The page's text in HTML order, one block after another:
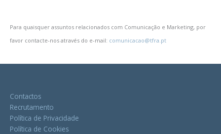
Para quaisquer assuntos relacionados com Comunicação e Marketing, por
favor contacte-nos através do e-mail: comunicacao@tfra.pt
Contactos
Recrutamento
Política de Privacidade
Política de Cookies